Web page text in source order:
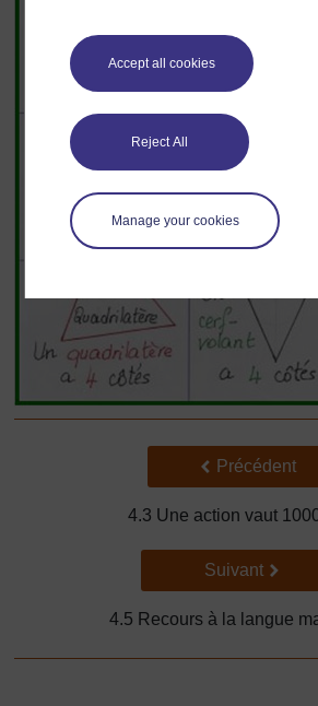
Accept all cookies
Reject All
Manage your cookies
Précédent
Précédent
4.3 Une action vaut
Suivant
Suivant
4.5 Recours à la langue